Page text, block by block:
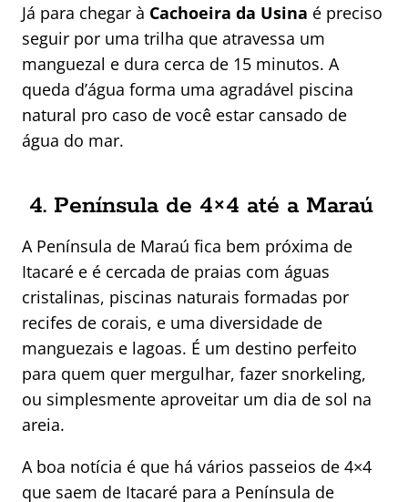
Já para chegar à Cachoeira da Usina é preciso
seguir por uma trilha que atravessa um
manguezal e dura cerca de 15 minutos. A
queda d’água forma uma agradável piscina
natural pro caso de você estar cansado de
água do mar.
4. Península de 4×4 até a Maraú
A Península de Maraú fica bem próxima de
Itacaré e é cercada de praias com águas
cristalinas, piscinas naturais formadas por
recifes de corais, e uma diversidade de
manguezais e lagoas. É um destino perfeito
para quem quer mergulhar, fazer snorkeling,
ou simplesmente aproveitar um dia de sol na
areia.
A boa notícia é que há vários passeios de 4×4
que saem de Itacaré para a Península de